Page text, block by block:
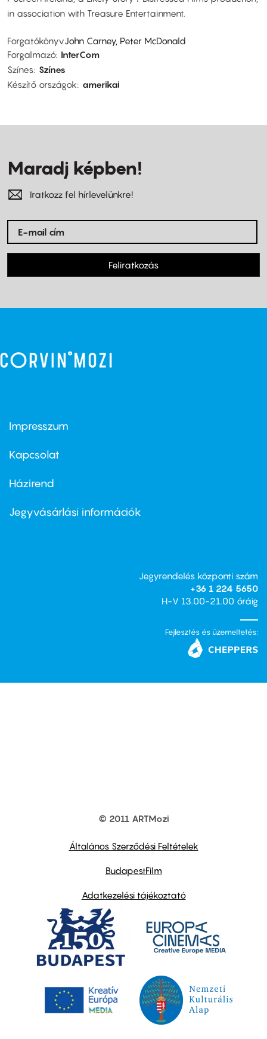
in association with Treasure Entertainment.
ForgatókönyvJohn Carney, Peter McDonald
Forgalmazó InterCom
Színes Színes
Készítő országok
amerikai
Maradj képben!
Iratkozz fel hírlevelünkre!
Feliratkozás
Footer
first
Impresszum
Kapcsolat
Footer
second
Házirend
Jegyvásárlási információk
Jegyrendelés központi szám
+36 1 224 5650
H-V 13.00-21.00 óráig
Fejlesztés és üzemeltetés:
© 2011 ARTMozi
Általános Szerződési Feltételek
BudapestFilm
Adatkezelési tájékoztató